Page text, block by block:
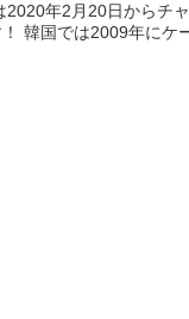
年2月20日からチ
韓国では2009年にケ